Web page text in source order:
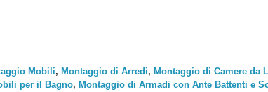
Mobili, Montaggio di Arredi, Montaggio di Camere da
per il Bagno, Montaggio di Armadi con Ante Battenti e